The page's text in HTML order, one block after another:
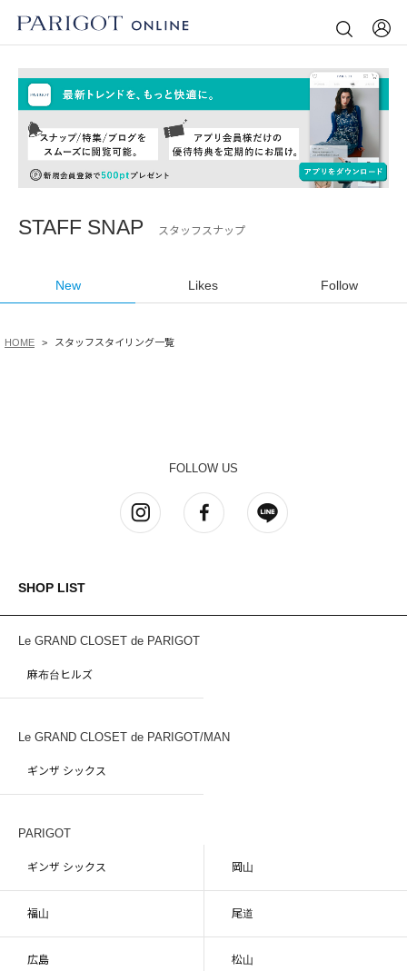
STAFF SNAP スタッフスナップ
New Likes Follow
HOME スタッフスタイリング一覧
FOLLOW US
SHOP LIST
Le GRAND CLOSET de PARIGOT
麻布台ヒルズ
Le GRAND CLOSET de PARIGOT/MAN
ギンザ シックス
PARIGOT
ギンザ シックス 岡山
福山 尾道
広島 松山